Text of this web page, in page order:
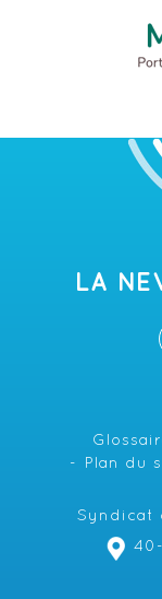
LA
Plan du
Syndicat